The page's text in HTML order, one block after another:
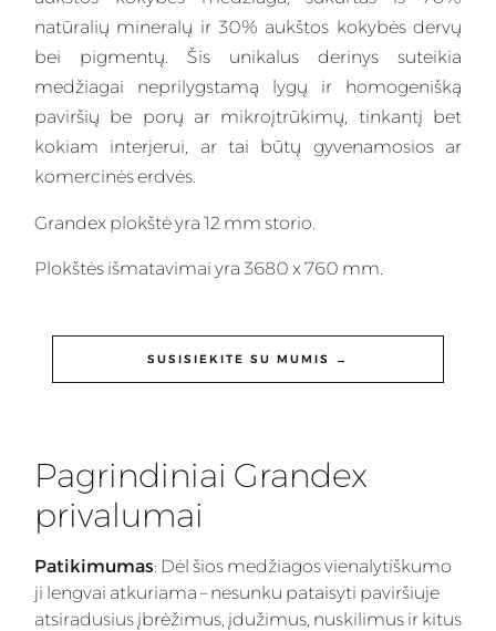
natūralių mineralų ir 30% aukštos kokybės dervų
bei pigmentų. Šis unikalus derinys suteikia
medžiagai neprilygstamą lygų ir homogenišką
paviršių be porų ar mikroįtrūkimų, tinkantį bet
kokiam interjerui, ar tai būtų gyvenamosios ar
komercinės erdvės.
Grandex plokštė yra 12 mm storio.
Plokštės išmatavimai yra 3680 x 760 mm.
SUSISIEKITE SU MUMIS →
Pagrindiniai Grandex
privalumai
Patikimumas: Dėl šios medžiagos vienalytiškumo
ji lengvai atkuriama – nesunku pataisyti paviršiuje
atsiradusius įbrėžimus, įdužimus, nuskilimus ir kitus